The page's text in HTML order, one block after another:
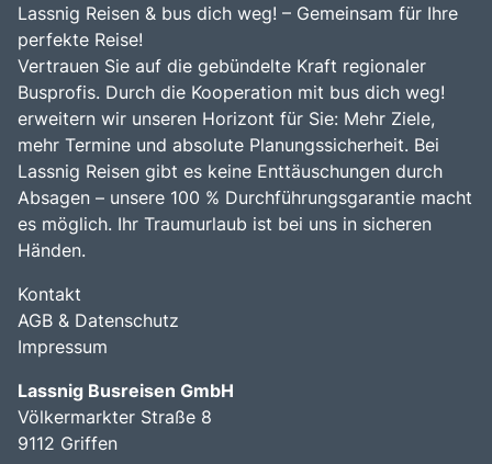
Lassnig Reisen & bus dich weg! – Gemeinsam für Ihre
perfekte Reise!
Vertrauen Sie auf die gebündelte Kraft regionaler
Busprofis. Durch die Kooperation mit bus dich weg!
erweitern wir unseren Horizont für Sie: Mehr Ziele,
mehr Termine und absolute Planungssicherheit. Bei
Lassnig Reisen gibt es keine Enttäuschungen durch
Absagen – unsere 100 % Durchführungsgarantie macht
es möglich. Ihr Traumurlaub ist bei uns in sicheren
Händen.
Kontakt
AGB & Datenschutz
Impressum
Lassnig Busreisen GmbH
Völkermarkter Straße 8
9112 Griffen